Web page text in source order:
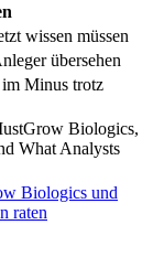
wissen müssen
übersehen
Minus trotz
Biologics,
What Analysts
Biologics und
raten